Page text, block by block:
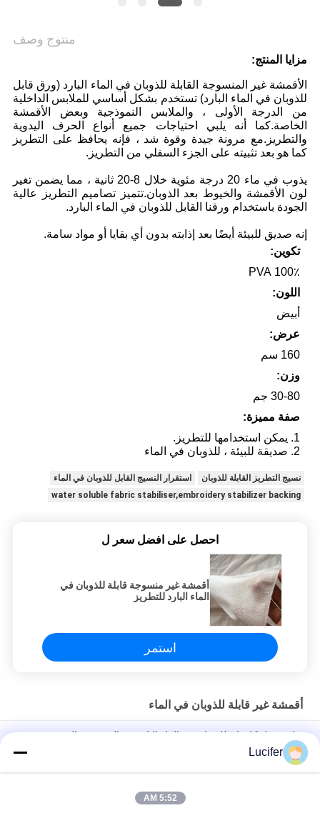
منتوج وصف
مزايا المنتج:
الأقمشة غير المنسوجة القابلة للذوبان في الماء البارد (ورق قابل
للذوبان في الماء البارد) تستخدم بشكل أساسي للملابس الداخلية
من الدرجة الأولى ، والملابس النموذجية وبعض الأقمشة
الخاصة.كما أنه يلبي احتياجات جميع أنواع الحرف اليدوية
والتطريز.مع مرونة جيدة وقوة شد ، فإنه يحافظ على التطريز
كما هو بعد تثبيته على الجزء السفلي من التطريز.
يذوب في ماء 20 درجة مئوية خلال 8-20 ثانية ، مما يضمن تغير
لون الأقمشة والخيوط بعد الذوبان.تتميز تصاميم التطريز عالية
الجودة باستخدام ورقنا القابل للذوبان في الماء البارد.
إنه صديق للبيئة أيضًا بعد إذابته بدون أي بقايا أو مواد سامة.
تكوين:
100٪ PVA
اللون:
أبيض
عرض:
160 سم
وزن:
30-80 جم
صفة مميزة:
1. يمكن استخدامها للتطريز.
2. صديقة للبيئة ، للذوبان في الماء
نسيج التطريز القابلة للذوبان
استقرار النسيج القابل للذوبان في الماء
water soluble fabric stabiliser,embroidery stabilizer backing
احصل على افضل سعر ل
أقمشة غير منسوجة قابلة للذوبان في
الماء البارد للتطريز
استمر
أقمشة غير قابلة للذوبان في الماء
بولي فينيل كلورايد للذوبان في الماء البارد غير المنسوجة النسيج منقوش
نمط للتطريز
قماش مطبوع قابل للذوبان في الماء البارد ، 100٪ دعم التطريز PVA
30gsm للذوبان في الماء غير المنسوجة النسيج / تذويب النسيج
Lucifer
5:52 AM